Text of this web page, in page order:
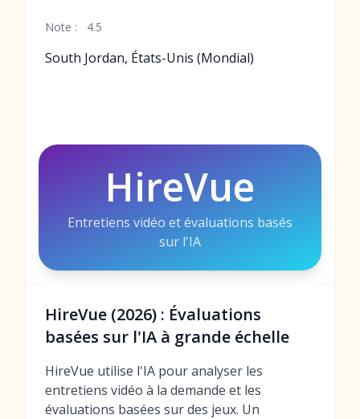
Note : 4.5
South Jordan, États-Unis (Mondial)
HireVue
Entretiens vidéo et évaluations basés
sur l'IA
HireVue (2026) : Évaluations
basées sur l'IA à grande échelle
HireVue utilise l'IA pour analyser les
entretiens vidéo à la demande et les
évaluations basées sur des jeux. Un